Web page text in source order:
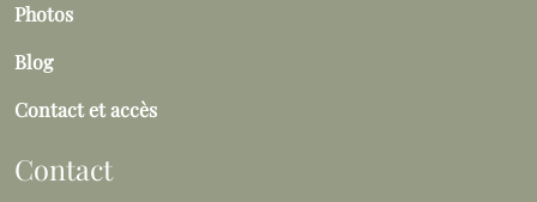
Photos
Blog
Contact et accès
Contact